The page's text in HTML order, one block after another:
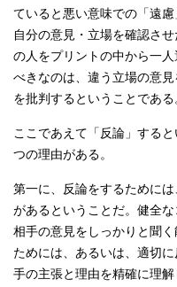
ていると悪い意味での「遠
自分の意見・立場を確認さ
の人をプリントの中から一
べきなのは、違う立場の意
を批判するということである
ここであえて「反論」する
つの理由がある。
第一に、反論をするために
があるということだ。健全
相手の意見をしっかりと聞
ためには、あるいは、適切
手の主張と理由を精確に理